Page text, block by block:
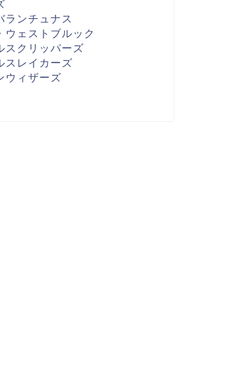
ランチュナス
ウェストブルック
スクリッパーズ
スレイカーズ
ウィザーズ